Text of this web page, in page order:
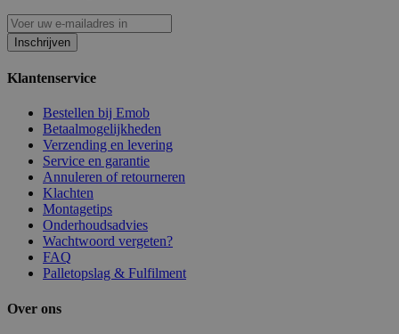
Inschrijven
Klantenservice
Bestellen bij Emob
Betaalmogelijkheden
Verzending en levering
Service en garantie
Annuleren of retourneren
Klachten
Montagetips
Onderhoudsadvies
Wachtwoord vergeten?
FAQ
Palletopslag & Fulfilment
Over ons